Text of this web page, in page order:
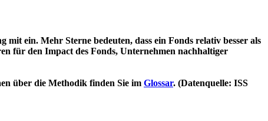
ein. Mehr Sterne bedeuten, dass ein Fonds relativ besser als
für den Impact des Fonds, Unternehmen nachhaltiger
über die Methodik finden Sie im Glossar. (Datenquelle: ISS